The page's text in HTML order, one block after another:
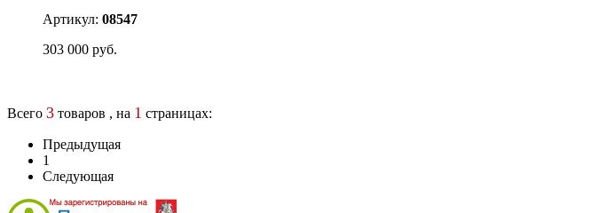
Артикул: 08547
303 000 руб.
Всего 3 товаров , на 1 страницах:
Предыдущая
1
Следующая